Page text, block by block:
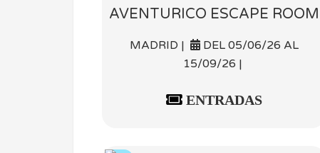
AVENTURICO ESCAPE ROOM
MADRID |
DEL 05/06/26 AL
15/09/26 |
ENTRADAS